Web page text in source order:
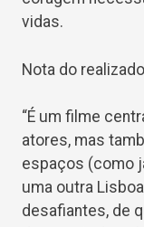
vidas.
Nota do
“É um filme
atores, mas
espaços (como
uma outra
desafiantes, de